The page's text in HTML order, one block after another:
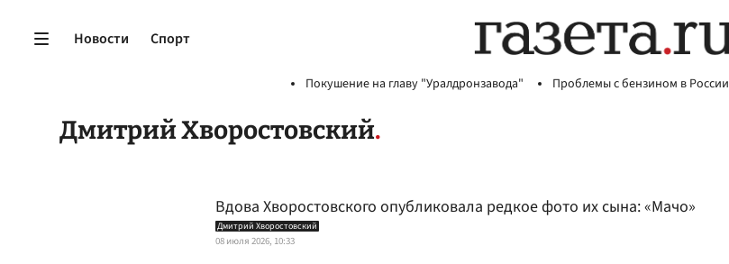
Новости Спорт
Покушение на главу "Уралдронзавода" Проблемы с бензином в России
Дмитрий Хворостовский
Вдова Хворостовского опубликовала редкое фото их сына: «Мачо»
Дмитрий Хворостовский
08 июля 2026, 10:33